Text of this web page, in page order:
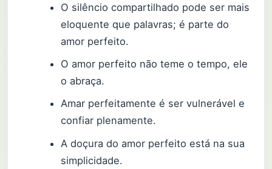
O silêncio compartilhado pode ser mais
eloquente que palavras; é parte do
amor perfeito.
O amor perfeito não teme o tempo, ele
o abraça.
Amar perfeitamente é ser vulnerável e
confiar plenamente.
A doçura do amor perfeito está na sua
simplicidade.